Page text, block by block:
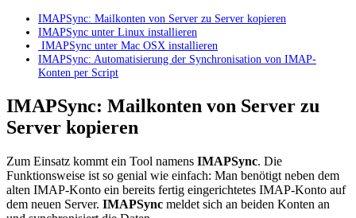
IMAPSync: Mailkonten von Server zu Server kopieren
IMAPSync unter Linux installieren
IMAPSync unter Mac OSX installieren
IMAPSync: Automatisierung der Synchronisation von IMAP-
Konten per Script
IMAPSync: Mailkonten von Server zu
Server kopieren
Zum Einsatz kommt ein Tool namens IMAPSync. Die
Funktionsweise ist so genial wie einfach: Man benötigt neben dem
alten IMAP-Konto ein bereits fertig eingerichtetes IMAP-Konto auf
dem neuen Server. IMAPSync meldet sich an beiden Konten an